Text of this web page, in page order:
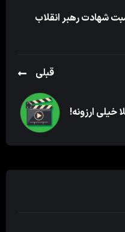
شهادت رهبر انقلاب
قبلی
خیلی ارزونه!